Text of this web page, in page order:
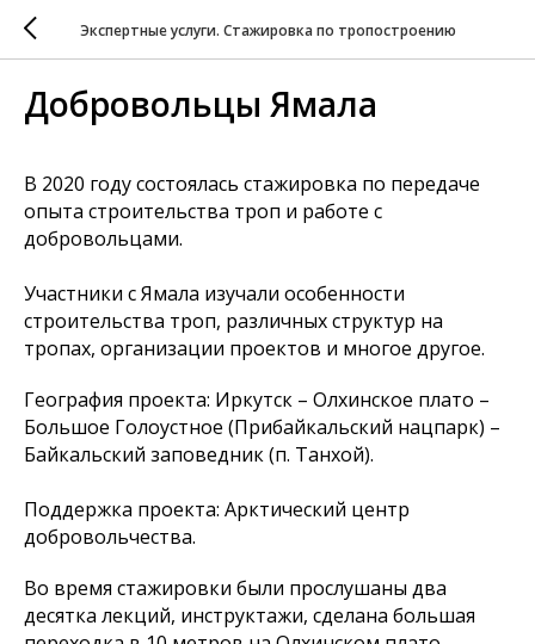
Экспертные услуги. Стажировка по тропостроению
Добровольцы Ямала
В 2020 году состоялась стажировка по передаче
опыта строительства троп и работе с
добровольцами.
Участники с Ямала изучали особенности
строительства троп, различных структур на
тропах, организации проектов и многое другое.
География проекта: Иркутск – Олхинское плато –
Большое Голоустное (Прибайкальский нацпарк) –
Байкальский заповедник (п. Танхой).
Поддержка проекта: Арктический центр
добровольчества.
Во время стажировки были прослушаны два
десятка лекций, инструктажи, сделана большая